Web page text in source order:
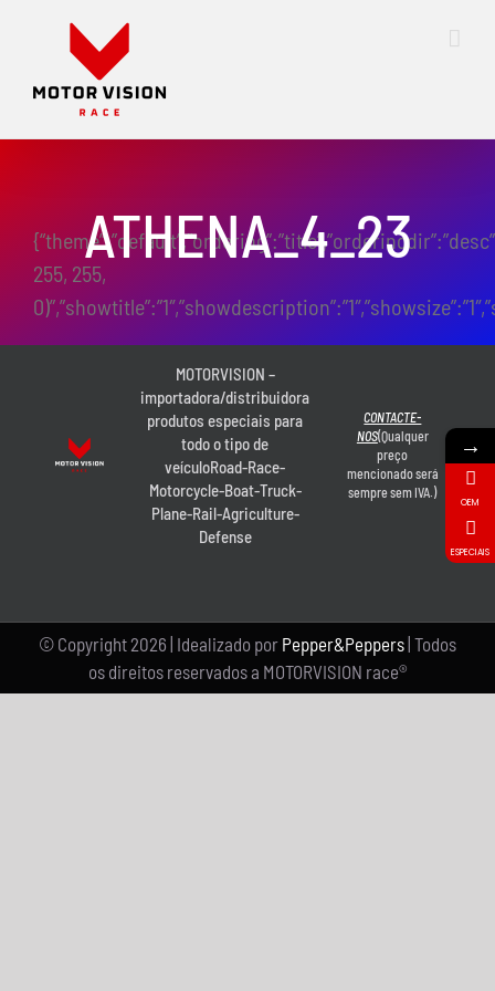
content
ATHENA_4_23
255, 255,
MOTORVISION –
importadora/distribuidora
produtos especiais para
todo o tipo de
veículoRoad-Race-
Motorcycle-Boat-Truck-
Plane-Rail-Agriculture-
Defense
CONTACTE-
NOS(Qualquer
preço
mencionado será
sempre sem IVA.)
© Copyright 2026 | Idealizado por Pepper&Peppers | Todos
os direitos reservados a MOTORVISION race®
→
OEM
ESPECIAIS